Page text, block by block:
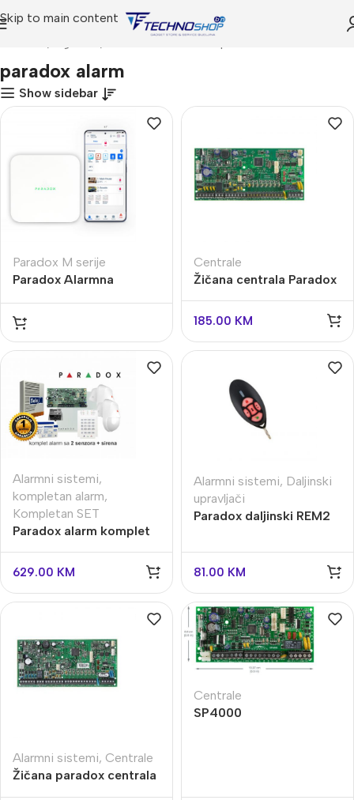
Skip to main content
paradox alarm
Show sidebar
Paradox M serije
Paradox Alarmna
Centrale
Žičana centrala Paradox
SP6000+
185.00 KM
Alarmni sistemi,
kompletan alarm,
Kompletan SET
Paradox alarm komplet
sa 2 senzora i sirenom
SP5500+
629.00 KM
Alarmni sistemi, Daljinski
upravljači
Paradox daljinski REM2
81.00 KM
Alarmni sistemi, Centrale
Žičana paradox centrala
Centrale
SP4000